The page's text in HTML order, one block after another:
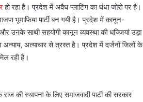
हो रहा है। प्रदेश में अवैध प्लाटिंग का धंधा जोरो पर है।
भूमाफिया पार्टी बन गयी है। प्रदेश में कानून-
उनके साथी सहयोगी कानून व्यवस्था की धज्जियां उड़ा
अत्याचार से त्रस्त है। प्रदेश में दर्जनों जिलों के
रही है।
की स्थापना के लिए समाजवादी पार्टी की सरकार